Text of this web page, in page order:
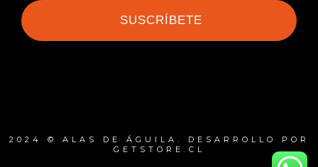
SUSCRÍBETE
2024 © ALAS DE ÁGUILA. DESARROLLO POR
GETSTORE.CL